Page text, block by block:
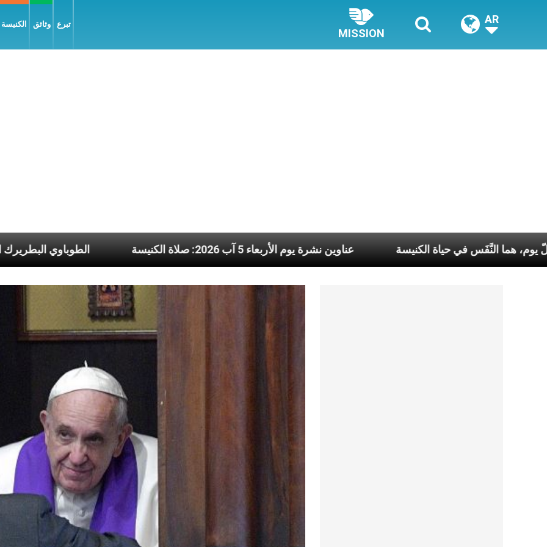
وثائق تبرع
MISSION
AR
عناوين نشرة يوم الأربعاء 5 آب 2026: صلاة الكنيسة في كلّ أسبوع وكلّ يوم، هما النَّفَس في حياة الكنيسة